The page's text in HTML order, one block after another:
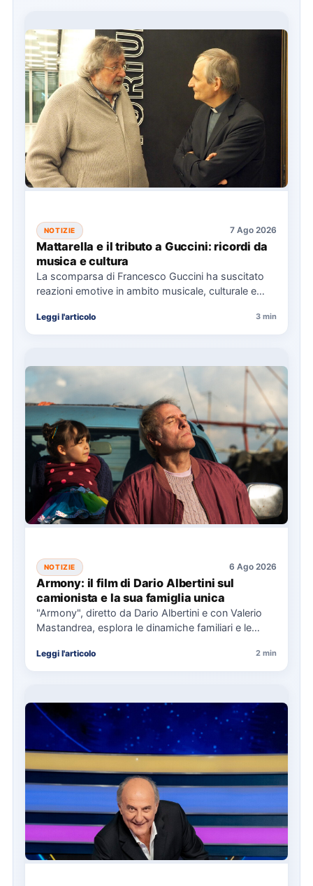
NOTIZIE 7 Ago 2026
Mattarella e il tributo a Guccini: ricordi da
musica e cultura
La scomparsa di Francesco Guccini ha suscitato
reazioni emotive in ambito musicale, culturale e
Leggi l'articolo 3 min
NOTIZIE 6 Ago 2026
Armony: il film di Dario Albertini sul
camionista e la sua famiglia unica
"Armony", diretto da Dario Albertini e con Valerio
Mastandrea, esplora le dinamiche familiari e le
Leggi l'articolo 2 min